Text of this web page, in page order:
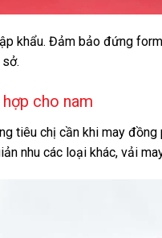
khẩu. Đảm bảo đứng
cho nam
tiêu chị cần khi may
nhu các loại khác, vải